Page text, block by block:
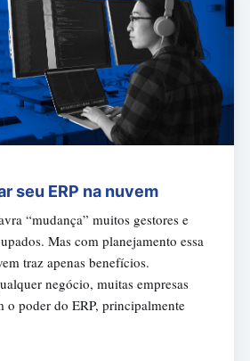
seu ERP na nuvem
“mudança” muitos gestores e
Mas com planejamento essa
traz apenas benefícios.
negócio, muitas empresas
o poder do ERP, principalmente